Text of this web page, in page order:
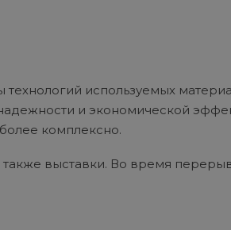
технологий используемых
и экономической
комплексно.
выставки. Во время